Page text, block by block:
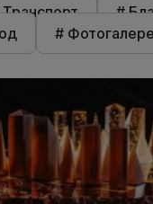
Транспорт
#
#